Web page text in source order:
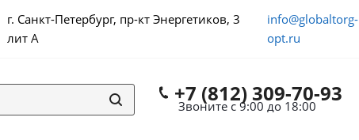
info@globaltorg-
opt.ru
г. Санкт-Петербург, пр-кт Энергетиков, 3
лит А
+7 (812) 309-70-93
Звоните с 9:00 до 18:00